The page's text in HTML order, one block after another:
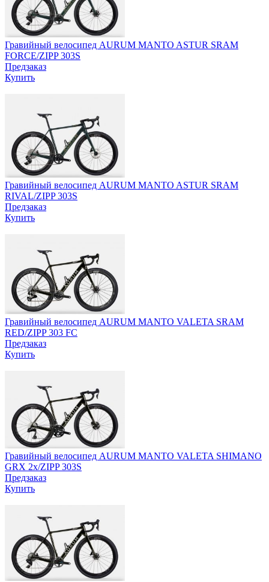
Гравийный велосипед AURUM MANTO ASTUR SRAM
FORCE/ZIPP 303S
Предзаказ
Купить
Гравийный велосипед AURUM MANTO ASTUR SRAM
RIVAL/ZIPP 303S
Предзаказ
Купить
Гравийный велосипед AURUM MANTO VALETA SRAM
RED/ZIPP 303 FC
Предзаказ
Купить
Гравийный велосипед AURUM MANTO VALETA SHIMANO
GRX 2x/ZIPP 303S
Предзаказ
Купить